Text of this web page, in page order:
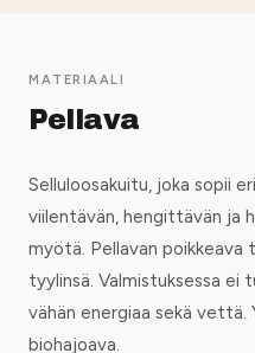
MATERIAALI
Pellava
Selluloosakuitu, joka sopii
viilentävän, hengittävän ja
myötä. Pellavan poikkeava
tyylinsä. Valmistuksessa
vähän energiaa sekä vettä.
biohajoava.